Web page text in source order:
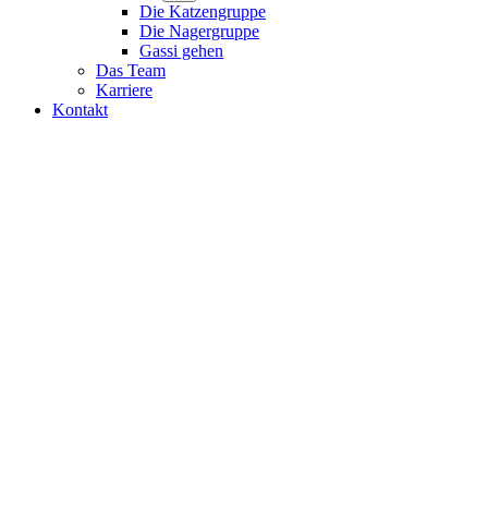
Die Katzengruppe
Die Nagergruppe
Gassi gehen
Das Team
Karriere
Kontakt